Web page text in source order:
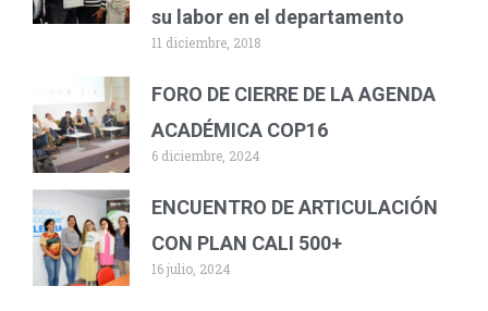
su labor en el departamento
11 diciembre, 2018
FORO DE CIERRE DE LA AGENDA
ACADÉMICA COP16
6 diciembre, 2024
ENCUENTRO DE ARTICULACIÓN
CON PLAN CALI 500+
16 julio, 2024